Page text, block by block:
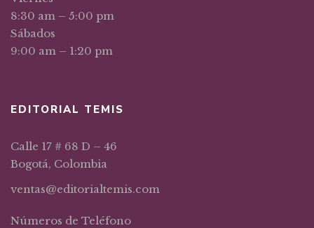
8:30 am – 5:00 pm
Sábados
9:00 am – 1:20 pm
EDITORIAL TEMIS
Calle 17 # 68 D – 46
Bogotá, Colombia
ventas@editorialtemis.com
Números de Teléfono